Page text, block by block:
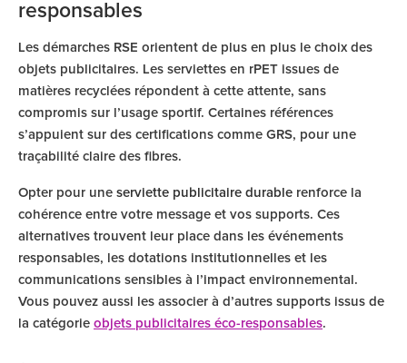
responsables
Les démarches RSE orientent de plus en plus le choix des
objets publicitaires. Les serviettes en rPET issues de
matières recyclées répondent à cette attente, sans
compromis sur l’usage sportif. Certaines références
s’appuient sur des certifications comme GRS, pour une
traçabilité claire des fibres.
Opter pour une serviette publicitaire durable renforce la
cohérence entre votre message et vos supports. Ces
alternatives trouvent leur place dans les événements
responsables, les dotations institutionnelles et les
communications sensibles à l’impact environnemental.
Vous pouvez aussi les associer à d’autres supports issus de
la catégorie objets publicitaires éco-responsables.